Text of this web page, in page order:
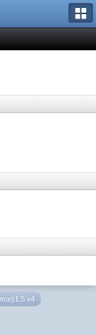
LS v4